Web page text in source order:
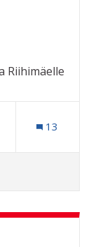
Riihimäelle
13